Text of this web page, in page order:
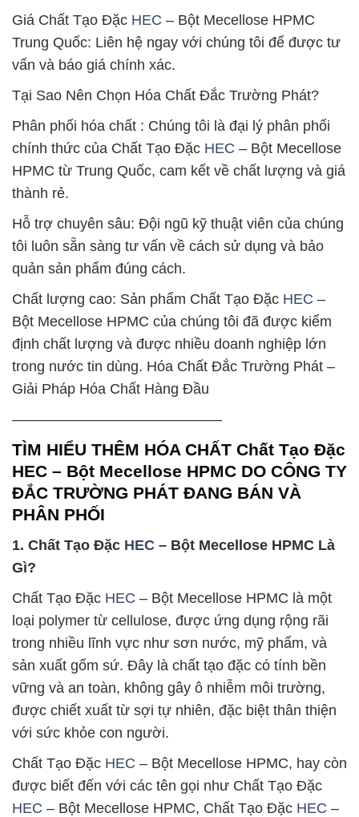
Giá Chất Tạo Đặc HEC – Bột Mecellose HPMC
Trung Quốc: Liên hệ ngay với chúng tôi để được tư
vấn và báo giá chính xác.
Tại Sao Nên Chọn Hóa Chất Đắc Trường Phát?
Phân phối hóa chất : Chúng tôi là đại lý phân phối
chính thức của Chất Tạo Đặc HEC – Bột Mecellose
HPMC từ Trung Quốc, cam kết về chất lượng và giá
thành rẻ.
Hỗ trợ chuyên sâu: Đội ngũ kỹ thuật viên của chúng
tôi luôn sẵn sàng tư vấn về cách sử dụng và bảo
quản sản phẩm đúng cách.
Chất lượng cao: Sản phẩm Chất Tạo Đặc HEC –
Bột Mecellose HPMC của chúng tôi đã được kiểm
định chất lượng và được nhiều doanh nghiệp lớn
trong nước tin dùng. Hóa Chất Đắc Trường Phát –
Giải Pháp Hóa Chất Hàng Đầu
——————————————–
TÌM HIỂU THÊM HÓA CHẤT Chất Tạo Đặc
HEC – Bột Mecellose HPMC DO CÔNG TY
ĐẮC TRƯỜNG PHÁT ĐANG BÁN VÀ
PHÂN PHỐI
1. Chất Tạo Đặc HEC – Bột Mecellose HPMC Là
Gì?
Chất Tạo Đặc HEC – Bột Mecellose HPMC là một
loại polymer từ cellulose, được ứng dụng rộng rãi
trong nhiều lĩnh vực như sơn nước, mỹ phẩm, và
sản xuất gốm sứ. Đây là chất tạo đặc có tính bền
vững và an toàn, không gây ô nhiễm môi trường,
được chiết xuất từ sợi tự nhiên, đặc biệt thân thiện
với sức khỏe con người.
Chất Tạo Đặc HEC – Bột Mecellose HPMC, hay còn
được biết đến với các tên gọi như Chất Tạo Đặc
HEC – Bột Mecellose HPMC, Chất Tạo Đặc HEC –